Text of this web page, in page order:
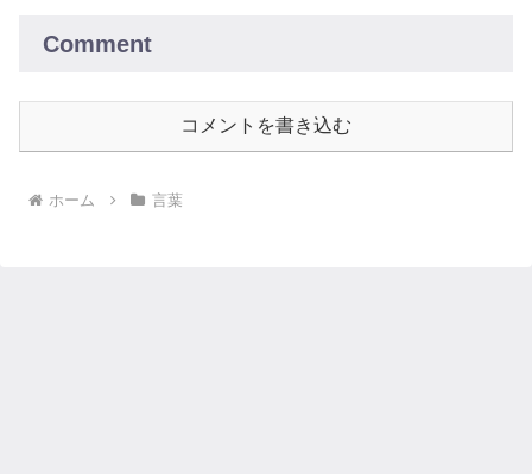
Comment
コメントを書き込む
ホーム 言葉